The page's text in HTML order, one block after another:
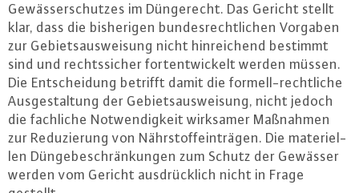
Ge­wäs­ser­schut­zes im Dün­ge­recht. Das Gericht stellt
klar, dass die bis­he­ri­gen bun­des­recht­li­chen Vorgaben
zur Ge­biets­aus­wei­sung nicht hin­rei­chend bestimmt
sind und rechts­si­cher fort­ent­wi­ckelt werden müssen.
Die Ent­schei­dung betrifft damit die for­mell-recht­li­che
Aus­ge­stal­tung der Ge­biets­aus­wei­sung, nicht jedoch
die fachliche Not­wen­dig­keit wirksamer Maßnahmen
zur Re­du­zie­rung von Nähr­stof­f­e­in­trä­gen. Die ma­te­ri­el­
len Dün­ge­be­schrän­kun­gen zum Schutz der Gewässer
werden vom Gericht aus­drück­lich nicht in Frage